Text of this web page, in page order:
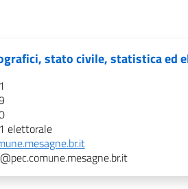
stato civile, statistica ed
elettorale